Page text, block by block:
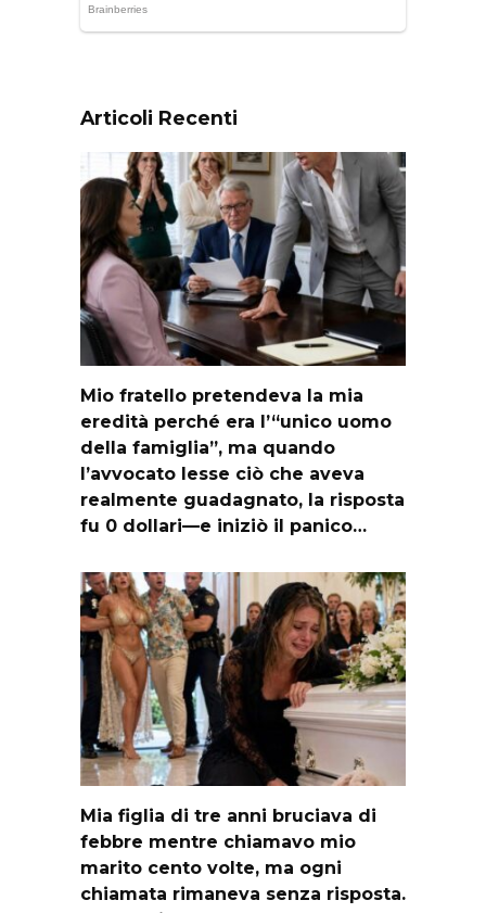
Articoli Recenti
Mio fratello pretendeva la mia
eredità perché era l’“unico uomo
della famiglia”, ma quando
l’avvocato lesse ciò che aveva
realmente guadagnato, la risposta
fu 0 dollari—e iniziò il panico…
Mia figlia di tre anni bruciava di
febbre mentre chiamavo mio
marito cento volte, ma ogni
chiamata rimaneva senza risposta.